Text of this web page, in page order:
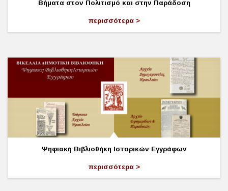
Βήματα στον Πολιτισμό και στην Παράδοση
περισσότερα
Ψηφιακή Βιβλιοθήκη Ιστορικών Εγγράφων
περισσότερα